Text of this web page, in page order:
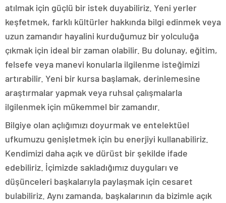
atılmak için güçlü bir istek duyabiliriz. Yeni yerler
keşfetmek, farklı kültürler hakkında bilgi edinmek veya
uzun zamandır hayalini kurduğumuz bir yolculuğa
çıkmak için ideal bir zaman olabilir. Bu dolunay, eğitim,
felsefe veya manevi konularla ilgilenme isteğimizi
artırabilir. Yeni bir kursa başlamak, derinlemesine
araştırmalar yapmak veya ruhsal çalışmalarla
ilgilenmek için mükemmel bir zamandır.
Bilgiye olan açlığımızı doyurmak ve entelektüel
ufkumuzu genişletmek için bu enerjiyi kullanabiliriz.
Kendimizi daha açık ve dürüst bir şekilde ifade
edebiliriz. İçimizde sakladığımız duyguları ve
düşünceleri başkalarıyla paylaşmak için cesaret
bulabiliriz. Aynı zamanda, başkalarının da bizimle açık